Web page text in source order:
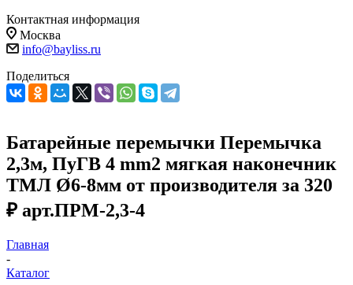
Контактная информация
Москва
info@bayliss.ru
Поделиться
Батарейные перемычки Перемычка
2,3м, ПуГВ 4 mm2 мягкая наконечник
ТМЛ Ø6-8мм от производителя за 320
₽ арт.ПРМ-2,3-4
Главная
-
Каталог